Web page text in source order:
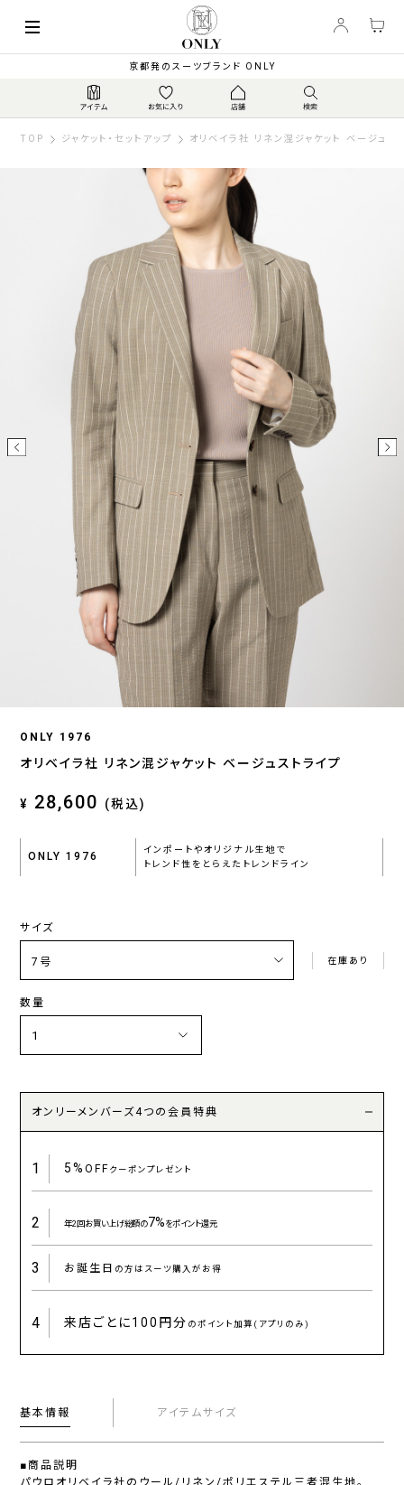
京都発のスーツブランド ONLY
TOP ジャケット・セットアップ オリベイラ社 リネン混ジャケット ベージュス
ONLY 1976
オリベイラ社 リネン混ジャケット ベージュストライプ
¥ 28,600 (税込)
ONLY 1976
インポートやオリジナル生地で
トレンド性をとらえたトレンドライン
サイズ
在庫あり
数量
オンリーメンバーズ4つの会員特典
1 5%OFFクーポンプレゼント
2 年2回お買い上げ総額の7%をポイント還元
3 お誕生日 の方はスーツ購入がお得
4 来店ごとに100円分 のポイント加算(アプリのみ)
基本情報 アイテムサイズ
■商品説明